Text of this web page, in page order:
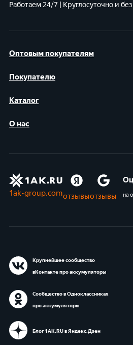
Оптовым покупателям
Покупателю
Каталог
О нас
Работаем 24/7 | Круглосуточно и
1ak-group.comотзывыотзывы на
Крупнейшее сообщество
вКонтакте про аккумуляторы
Сообщество в Одноклассниках
про аккумуляторы
Блог 1АК.RU в Яндекс.Дзен